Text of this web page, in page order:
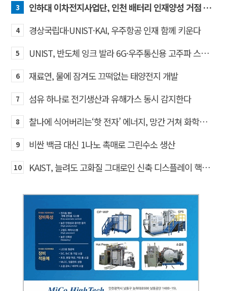
3 인하대 이차전지사업단, 인천 배터리 인재양성 거점 역할 강화
4 경상국립대·UNIST·KAI, 우주항공 인재 함께 키운다
5 UNIST, 반도체 잉크 발라 6G·우주통신용 고주파 스위치 만든다
6 재료연, 물에 잠겨도 끄떡없는 태양전지 개발
7 섬유 하나로 전기생산과 유해가스 동시 감지한다
8 찰나에 식어버리는‘핫 전자’ 에너지, 망간 거쳐 화학반응에 쓴다
9 비싼 백금 대신 1나노 촉매로 그린수소 생산
10 KAIST, 늘려도 고화질 그대로인 신축 디스플레이 핵심기술 개발​